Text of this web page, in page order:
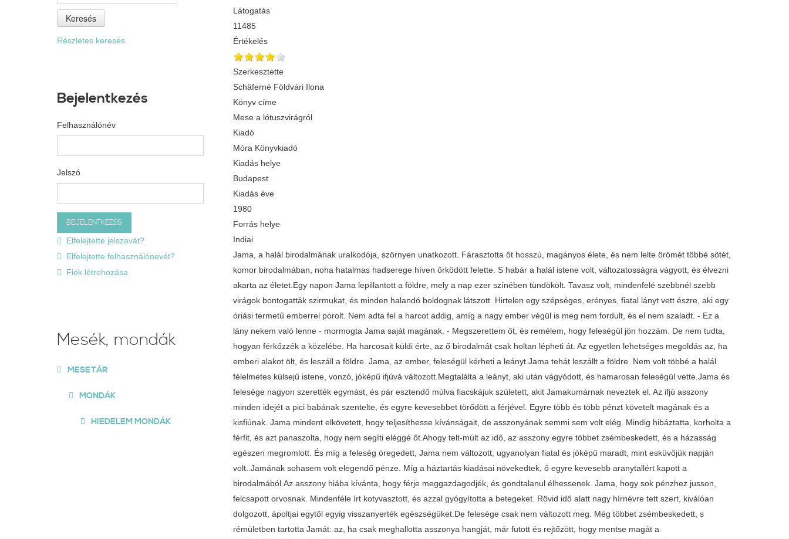
Látogatás
11485
Értékelés
Szerkesztette
Schäferné Földvári Ilona
Könyv címe
Mese a lótuszvirágról
Kiadó
Móra Könyvkiadó
Kiadás helye
Budapest
Kiadás éve
1980
Forrás helye
Indiai
Jama, a halál birodalmának uralkodója, szörnyen unatkozott. Fárasztotta őt hosszú, magányos élete, és nem lelte örömét többé sötét,
komor birodalmában, noha hatalmas hadserege híven őrködött felette. S habár a halál istene volt, változatosságra vágyott, és élvezni
akarta az életet.Egy napon Jama lepillantott a földre, mely a nap ezer színében tündökölt. Tavasz volt, mindenfelé szebbnél szebb
virágok bontogatták szirmukat, és minden halandó boldognak látszott. Hirtelen egy szépséges, erényes, fiatal lányt vett észre, aki egy
óriási termetű emberrel porolt. Nem adta fel a harcot addig, amíg a nagy ember végül is meg nem fordult, és el nem szaladt. - Ez a
lány nekem való lenne - mormogta Jama saját magának. - Megszerettem őt, és remélem, hogy feleségül jön hozzám. De nem tudta,
hogyan férkőzzék a közelébe. Ha harcosait küldi érte, az ő birodalmát csak holtan lépheti át. Az egyetlen lehetséges megoldás az, ha
emberi alakot ölt, és leszáll a földre. Jama, az ember, feleségül kérheti a leányt.Jama tehát leszállt a földre. Nem volt többé a halál
félelmetes külsejű istene, vonzó, jóképű ifjúvá változott.Megtalálta a leányt, aki után vágyódott, és hamarosan feleségül vette.Jama és
felesége nagyon szerették egymást, és pár esztendő múlva fiacskájuk született, akit Jamakumárnak neveztek el. Az ifjú asszony
minden idejét a pici babának szentelte, és egyre kevesebbet törődött a férjével. Egyre több és több pénzt követelt magának és a
kisfiúnak. Jama mindent elkövetett, hogy teljesíthesse kívánságait, de asszonyának semmi sem volt elég. Mindig hibáztatta, korholta a
férfit, és azt panaszolta, hogy nem segíti eléggé őt.Ahogy telt-múlt az idő, az asszony egyre többet zsémbeskedett, és a házasság
egészen megromlott. És míg a feleség öregedett, Jama nem változott, ugyanolyan fiatal és jóképű maradt, mint esküvőjük napján
volt..Jamának sohasem volt elegendő pénze. Míg a háztartás kiadásai növekedtek, ő egyre kevesebb aranytallért kapott a
birodalmából.Az asszony hiába kívánta, hogy férje meggazdagodjék, és gondtalanul élhessenek. Jama, hogy sok pénzhez jusson,
felcsapott orvosnak. Mindenféle írt kotyvasztott, és azzal gyógyította a betegeket. Rövid idő alatt nagy hírnévre tett szert, kiválóan
dolgozott, ápoltjai egytől egyig visszanyerték egészségüket.De felesége csak nem változott meg. Még többet zsémbeskedett, s
rémületben tartotta Jamát: az, ha csak meghallotta asszonya hangját, már futott és rejtőzött, hogy mentse magát a
Keresés
Részletes keresés
Bejelentkezés
Felhasználónév
Jelszó
Elfelejtette jelszavát?
Elfelejtette felhasználónevét?
Fiók létrehozása
Mesék, mondák
MESETÁR
MONDÁK
HIEDELEM MONDÁK